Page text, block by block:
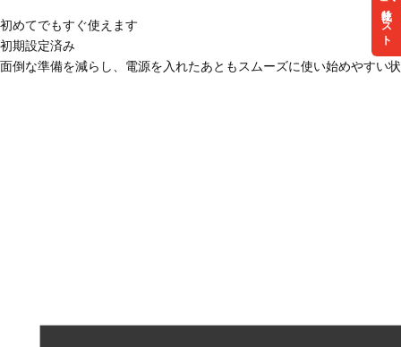
リスト
初めてでもすぐ使えます
初期設定済み
面倒な準備を減らし、電源を入れたあともスムーズに使い始めやすい